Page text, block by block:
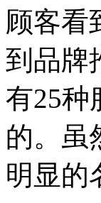
顾客看
到品牌
有25种
的。虽
明显的